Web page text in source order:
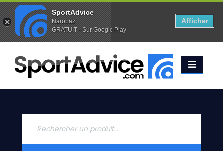
Favoris (0) Alertes (0)
ACCUEIL
SKIS
2020
SportAdvice
Narobaz
GRATUIT - Sur Google Play
Afficher